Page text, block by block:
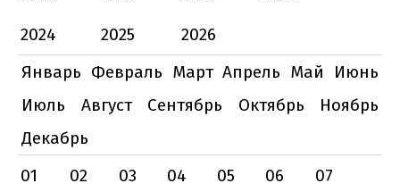
2024
2025
2026
Январь Февраль Март Апрель Май
Июнь
Июль
Август Сентябрь Октябрь
Ноябрь
Декабрь
01
02 03 04 05 06
07